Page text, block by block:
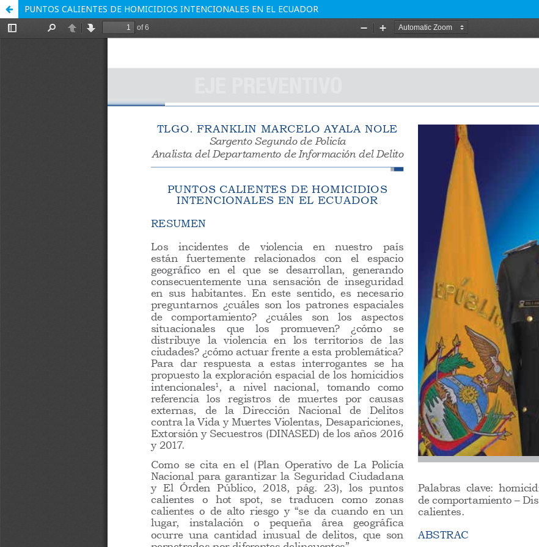
PUNTOS CALIENTES DE HOMICIDIOS INTENCIONALES EN EL ECUADOR